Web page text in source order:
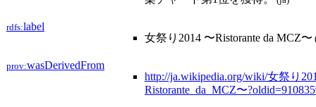
rdfs:label
女祭り2014 〜Ristorante da MCZ〜
prov:wasDerivedFrom
http://ja.wikipedia.org/wiki/女祭り
Ristorante_da_MCZ〜